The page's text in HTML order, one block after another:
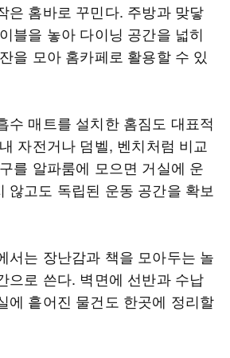
은 홈바로 꾸민다. 주방과 맞닿
블을 놓아 다이닝 공간을 넓히
을 모아 홈카페로 활용할 수 있
수 매트를 설치한 홈짐도 대표적
자전거나 덤벨, 벤치처럼 비교
를 알파룸에 모으면 거실에 운
않고도 독립된 운동 공간을 확보
서는 장난감과 책을 모아두는 놀
으로 쓴다. 벽면에 선반과 수납
에 흩어진 물건도 한곳에 정리할